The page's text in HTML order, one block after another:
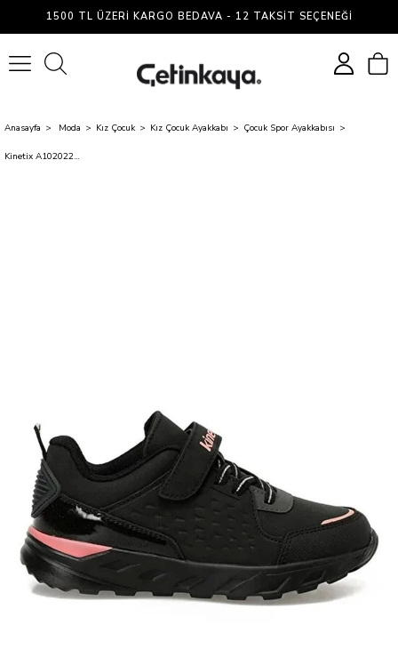
1500 TL ÜZERI KARGO BEDAVA - 12 TAKSIT SEÇENEĞI
Anasayfa Moda Kız Çocuk Kız Çocuk Ayakkabı Çocuk Spor Ayakkabısı
Kinetix A10202265712010 5W Tratto F 5Pr Siyah Filet Kız Çocuk Spor Ayakkabı